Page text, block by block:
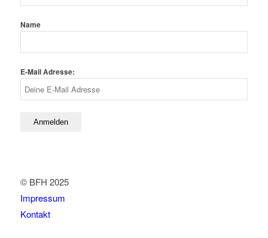
Name
E-Mail Adresse:
© BFH 2025
Impressum
Kontakt